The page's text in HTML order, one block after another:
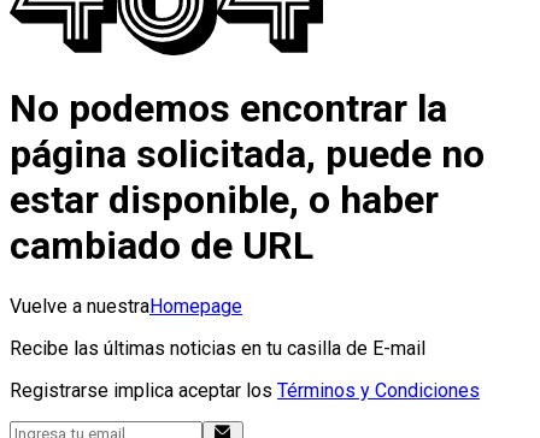
No podemos encontrar la
página solicitada, puede no
estar disponible, o haber
cambiado de URL
Vuelve a nuestraHomepage
Recibe las últimas noticias en tu casilla de E-mail
Registrarse implica aceptar los Términos y Condiciones